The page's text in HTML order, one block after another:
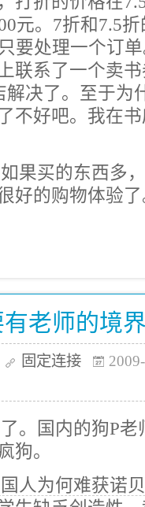
元。7折和7.5
要处理一个订
联系了一个卖
解决了。至于为
不好吧。我在
果买的东西多
好的购物体验
老师的境
固定连接
。国内的狗P
狗。
人为何难获诺